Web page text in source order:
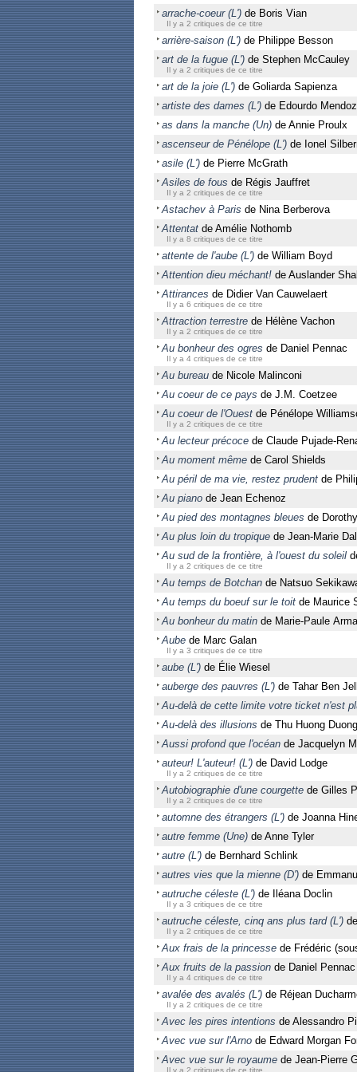
arrache-coeur (L') de Boris Vian
Il y a 2 critiques de ce titre
arrière-saison (L') de Philippe Besson
art de la fugue (L') de Stephen McCauley
Il y a 2 critiques de ce titre
art de la joie (L') de Goliarda Sapienza
artiste des dames (L') de Edourdo
as dans la manche (Un) de Annie Proulx
ascenseur de Pénélope (L') de Ionel
asile (L') de Pierre McGrath
Asiles de fous de Régis Jauffret
Il y a 2 critiques de ce titre
Astachev à Paris de Nina Berberova
Attentat de Amélie Nothomb
Il y a 8 critiques de ce titre
attente de l'aube (L') de William Boyd
Attention dieu méchant! de Auslander
Attirances de Didier Van Cauwelaert
Il y a 6 critiques de ce titre
Attraction terrestre de Hélène Vachon
Il y a 2 critiques de ce titre
Au bonheur des ogres de Daniel Pennac
Il y a 4 critiques de ce titre
Au bureau de Nicole Malinconi
Au coeur de ce pays de J.M. Coetzee
Au coeur de l'Ouest de Pénélope
Il y a 2 critiques de ce titre
Au lecteur précoce de Claude Pujade-
Au moment même de Carol Shields
Au péril de ma vie, restez prudent de
Au piano de Jean Echenoz
Au pied des montagnes bleues de
Au plus loin du tropique de Jean-Marie
Au sud de la frontière, à l'ouest du soleil
Il y a 2 critiques de ce titre
Au temps de Botchan de Natsuo
Au temps du boeuf sur le toit de Maurice
Au bonheur du matin de Marie-Paule
Aube de Marc Galan
Il y a 3 critiques de ce titre
aube (L') de Élie Wiesel
auberge des pauvres (L') de Tahar Ben
Au-delà de cette limite votre ticket n'est
Au-delà des illusions de Thu Huong Duong
Aussi profond que l'océan de Jacquelyn
auteur! L'auteur! (L') de David Lodge
Il y a 2 critiques de ce titre
Autobiographie d'une courgette de Gilles
Il y a 2 critiques de ce titre
automne des étrangers (L') de Joanna
autre femme (Une) de Anne Tyler
autre (L') de Bernhard Schlink
autres vies que la mienne (D') de
autruche céleste (L') de Iléana Doclin
Il y a 3 critiques de ce titre
autruche céleste, cinq ans plus tard (L')
Il y a 2 critiques de ce titre
Aux frais de la princesse de Frédéric
Aux fruits de la passion de Daniel Pennac
Il y a 4 critiques de ce titre
avalée des avalés (L') de Réjean
Il y a 2 critiques de ce titre
Avec les pires intentions de Alessandro
Avec vue sur l'Arno de Edward Morgan
Avec vue sur le royaume de Jean-Pierre
Il y a 2 critiques de ce titre